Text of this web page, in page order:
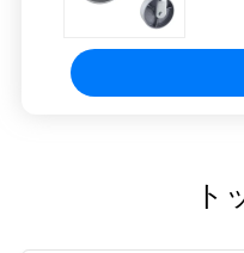
ト